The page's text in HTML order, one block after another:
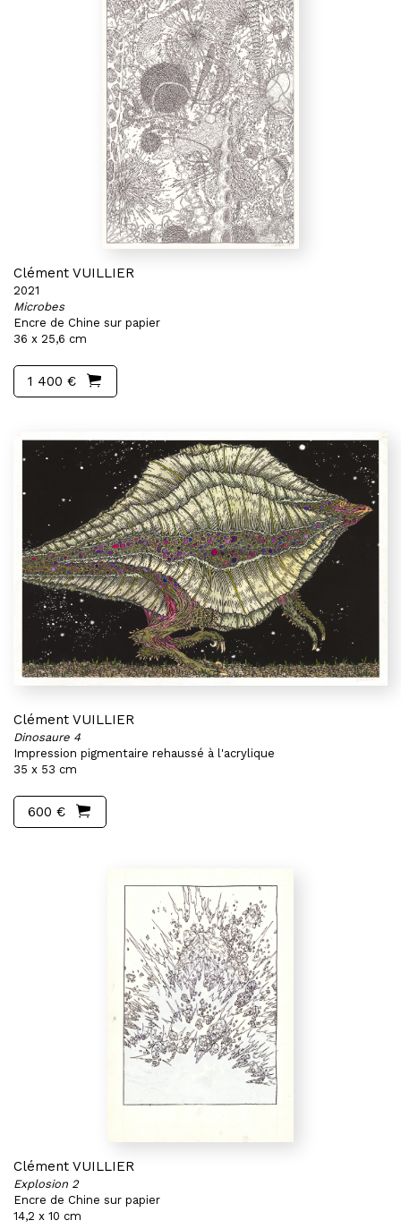
Clément VUILLIER
2021
Microbes
Encre de Chine sur papier
36 x 25,6 cm
1 400 €
Clément VUILLIER
Dinosaure 4
Impression pigmentaire rehaussé à l'acrylique
35 x 53 cm
600 €
Clément VUILLIER
Explosion 2
Encre de Chine sur papier
14,2 x 10 cm